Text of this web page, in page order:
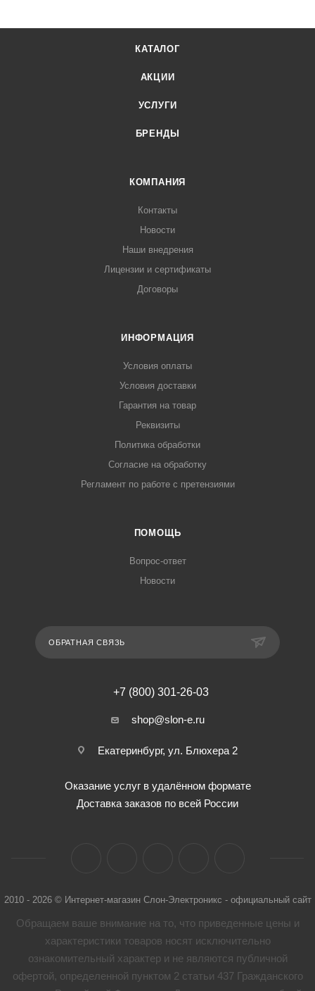
КАТАЛОГ
АКЦИИ
УСЛУГИ
БРЕНДЫ
КОМПАНИЯ
Контакты
Новости
Наши внедрения
Лицензии и сертификаты
Договоры
ИНФОРМАЦИЯ
Условия оплаты
Условия доставки
Гарантия на товар
Реквизиты
Политика обработки
Согласие на обработку
Регламент по работе с претензиями
ПОМОЩЬ
Вопрос-ответ
Новости
ОБРАТНАЯ СВЯЗЬ
+7 (800) 301-26-03
shop@slon-e.ru
Екатеринбург, ул. Блюхера 2
Оказание услуг в удалённом формате
Доставка заказов по всей России
2010 - 2026 © Интернет-магазин Слон-Электроникс - официальный сайт
Обращаем ваше внимание на то, что приведенные цены и
характеристики товaров носят исключительно
ознакомительный характер и не являются публичной
офертой, определенной пунктом 2 статьи 437 Гражданского